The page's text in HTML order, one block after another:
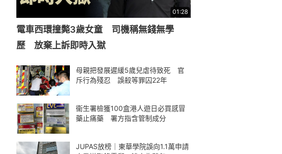
01:28
電車西環撞斃3歲女童 司機稱無錢無學
歷 放棄上訴即時入獄
母親把發展遲緩5歲兒虐待致死 官
斥行為殘忍 誤殺等罪囚22年
衞生署檢獲100盒港人遊日必買感冒
藥止痛藥 署方指含管制成分
JUPAS放榜｜東華學院誤向1.1萬申請